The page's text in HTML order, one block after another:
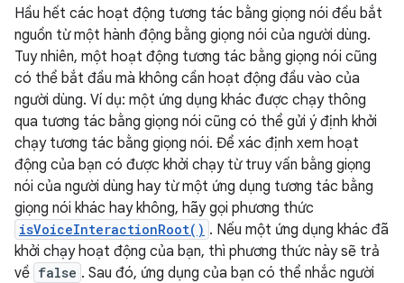
Hầu hết các hoạt động tương tác bằng giọng nói đều bắt
nguồn từ một hành động bằng giọng nói của người dùng.
Tuy nhiên, một hoạt động tương tác bằng giọng nói cũng
có thể bắt đầu mà không cần hoạt động đầu vào của
người dùng. Ví dụ: một ứng dụng khác được chạy thông
qua tương tác bằng giọng nói cũng có thể gửi ý định khởi
chạy tương tác bằng giọng nói. Để xác định xem hoạt
động của bạn có được khởi chạy từ truy vấn bằng giọng
nói của người dùng hay từ một ứng dụng tương tác bằng
giọng nói khác hay không, hãy gọi phương thức
isVoiceInteractionRoot() . Nếu một ứng dụng khác đã
khởi chạy hoạt động của bạn, thì phương thức này sẽ trả
về false . Sau đó, ứng dụng của bạn có thể nhắc người